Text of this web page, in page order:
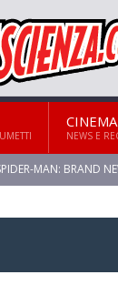
CINEMA
NEWS E
MAN: BRAND